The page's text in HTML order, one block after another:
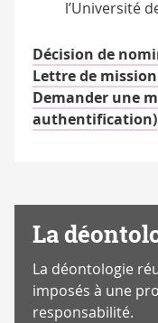
l’Université
Décision de
Lettre de
Demander une
authentification)
La
La déontologie
imposés à une
responsabilité.